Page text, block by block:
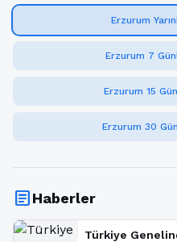
Erzurum
Erzurum 7
Erzurum 15
Erzurum 30
articleHaberler
Türkiye